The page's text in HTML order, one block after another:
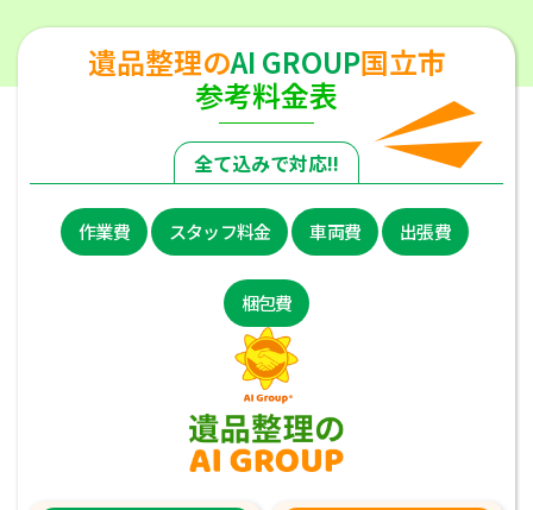
遺品整理のAI GROUP国立市
参考料金表
全て込みで対応!!
作業費 スタッフ料金 車両費 出張費
梱包費